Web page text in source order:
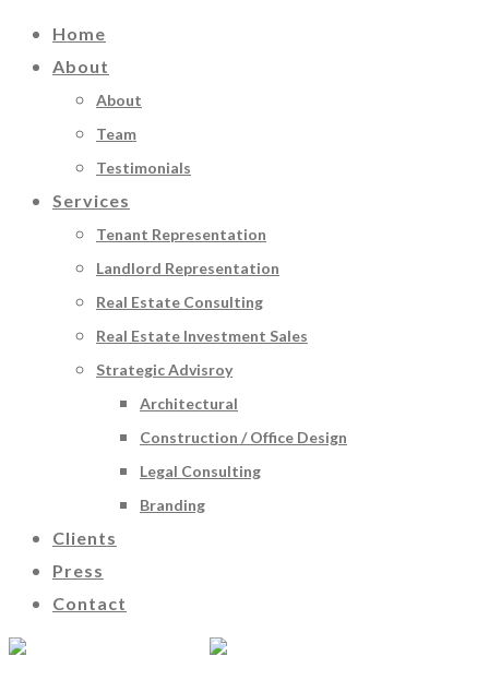
Home
About
About
Team
Testimonials
Services
Tenant Representation
Landlord Representation
Real Estate Consulting
Real Estate Investment Sales
Strategic Advisroy
Architectural
Construction / Office Design
Legal Consulting
Branding
Clients
Press
Contact